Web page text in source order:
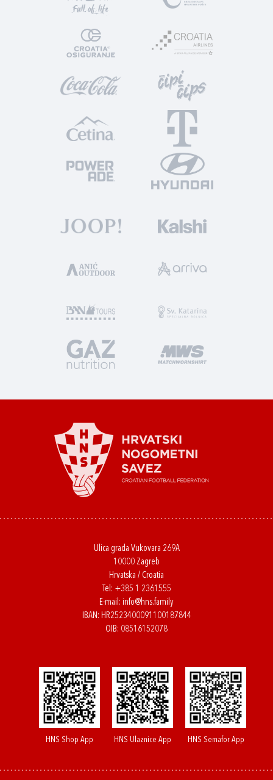
Ulica grada Vukovara 269A
10000 Zagreb
Hrvatska / Croatia
Tel: +385 1 2361555
E-mail: info@hns.family
IBAN: HR2523400091100187844
OIB: 08516152078
HNS Shop App HNS Ulaznice App HNS Semafor App